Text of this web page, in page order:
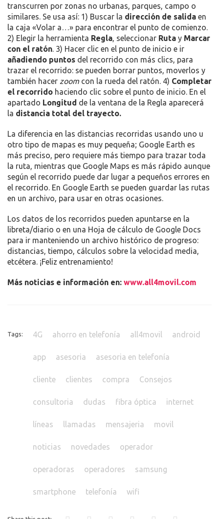
transcurren por zonas no urbanas, parques, campo o
similares. Se usa así: 1) Buscar la dirección de salida en
la caja «Volar a…» para encontrar el punto de comienzo.
2) Elegir la herramienta Regla, seleccionar Ruta y Marcar
con el ratón. 3) Hacer clic en el punto de inicio e ir
añadiendo puntos del recorrido con más clics, para
trazar el recorrido: se pueden borrar puntos, moverlos y
también hacer zoom con la rueda del ratón. 4) Completar
el recorrido haciendo clic sobre el punto de inicio. En el
apartado Longitud de la ventana de la Regla aparecerá
la distancia total del trayecto.
La diferencia en las distancias recorridas usando uno u
otro tipo de mapas es muy pequeña; Google Earth es
más preciso, pero requiere más tiempo para trazar toda
la ruta, mientras que Google Maps es más rápido aunque
según el recorrido puede dar lugar a pequeños errores en
el recorrido. En Google Earth se pueden guardar las rutas
en un archivo, para usar en otras ocasiones.
Los datos de los recorridos pueden apuntarse en la
libreta/diario o en una Hoja de cálculo de Google Docs
para ir manteniendo un archivo histórico de progreso:
distancias, tiempo, cálculos sobre la velocidad media,
etcétera. ¡Feliz entrenamiento!
Más noticias e información en: www.all4movil.com
Tags: 4G ahorro en telefonía all4movil android
app asesoria asesoria en telefonía
cliente clientes compra Consejos
consultoria dudas fibra óptica internet
líneas llamadas mensajeria movil
noticias novedades operador
operadoras operadores samsung
smartphone telefonía wifi